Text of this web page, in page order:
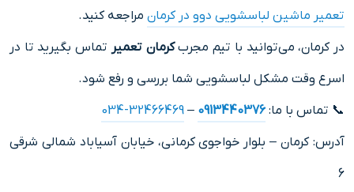
تعمیر ماشین لباسشویی دوو در کرمان مراجعه کنید.
در کرمان، می‌توانید با تیم مجربکرمان تعمیر تماس بگیرید تا در
اسرع وقت مشکل لباسشویی شما بررسی و رفع شود.
📞 تماس با ما: 0913440376
–
32466469-034
آدرس: کرمان – بلوار خواجوی کرمانی، خیابان آسیاباد شمالی شرقی
6